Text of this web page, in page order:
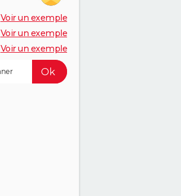
Voir un exemple
Voir un exemple
Voir un exemple